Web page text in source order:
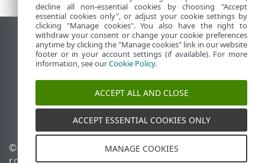
Жұмыс үстеліндегі сайтты қарау
End of Life
ESET білім қоры
ESET Status Portal
Аймақтық қолдау
© 1992 - 2026 ESET, spol. s
Cookie файлдарын
decline all non-essential cookies by choosing "Accept
essential cookies only", or adjust your cookie settings by
clicking "Manage cookies". You also have the right to
withdraw your consent or change your cookie preferences
anytime by clicking the "Manage cookies" link in our website
footer or in your account settings (if available). For more
information, see ourCookie Policy.
ACCEPT ALL AND CLOSE
ACCEPT ESSENTIAL COOKIES ONLY
MANAGE COOKIES